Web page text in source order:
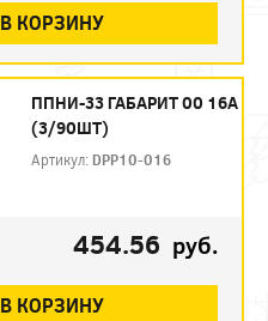
В КОРЗИНУ
ППНИ-33 ГАБАРИТ 00 16А
(3/90ШТ)
Артикул:DPP10-016
454.56 руб.
В КОРЗИНУ